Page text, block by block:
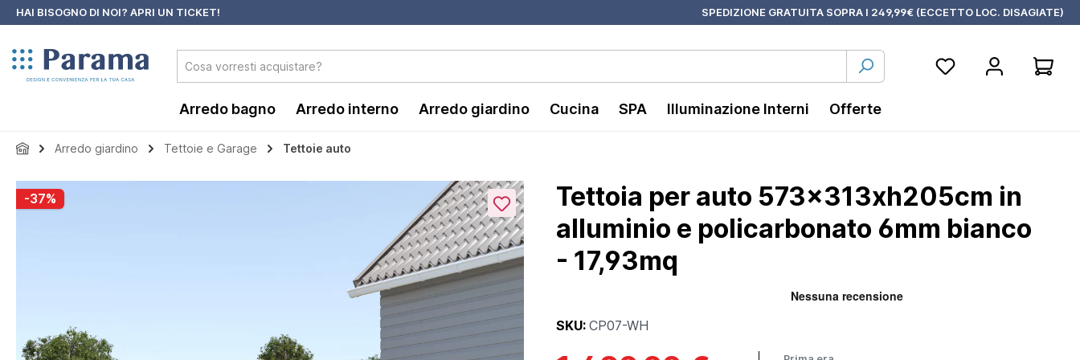
Passa alla navigazione principale
HAI BISOGNO DI NOI? APRI UN TICKET! SPEDIZIONE GRATUITA SOPRA I 249,99€ (ECCETTO LOC. DISAGIATE)
Arredo bagno Arredo interno Arredo giardino Cucina SPA Illuminazione Interni Offerte
Arredo giardino Tettoie e Garage Tettoie auto
Salta la galleria di immagini
-37%
Tettoia per auto 573x313xh205cm in
alluminio e policarbonato 6mm bianco
- 17,93mq
SKU: CP07-WH